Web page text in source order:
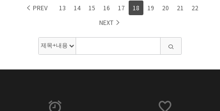
PREV 13 14 15 16 17 18 19 20 21
22
NEXT